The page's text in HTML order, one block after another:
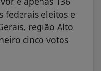
federais eleitos e
região Alto
cinco votos